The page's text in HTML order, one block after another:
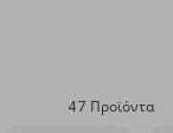
47 Προϊόντα